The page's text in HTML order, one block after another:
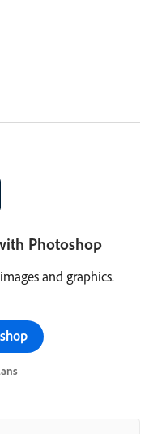
Photoshop
and graphics.